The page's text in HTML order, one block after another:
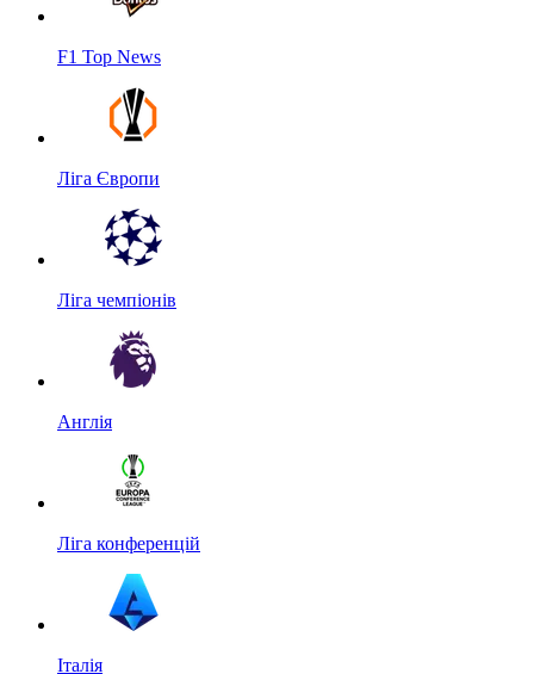
F1 Top News
Ліга Європи
Ліга чемпіонів
Англія
Ліга конференцій
Італія